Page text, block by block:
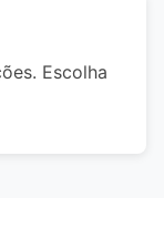
Escolha